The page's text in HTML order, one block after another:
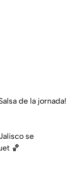
de la jornada!
se
🏀